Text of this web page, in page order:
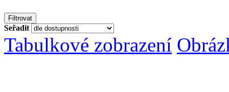
Seřadit
Tabulkové zobrazení